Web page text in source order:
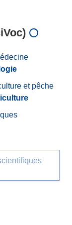
et pêche